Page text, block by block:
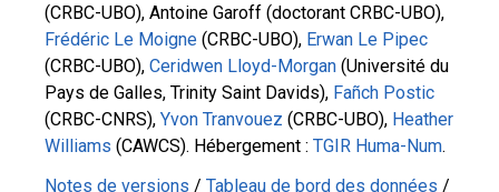
(CRBC-UBO), Antoine Garoff (doctorant CRBC-UBO),
Frédéric Le Moigne (CRBC-UBO), Erwan Le Pipec
(CRBC-UBO), Ceridwen Lloyd-Morgan (Université du
Pays de Galles, Trinity Saint Davids), Fañch Postic
(CRBC-CNRS), Yvon Tranvouez (CRBC-UBO), Heather
Williams (CAWCS). Hébergement : TGIR Huma-Num.
Notes de versions / Tableau de bord des données /